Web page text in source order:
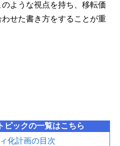
ような視点を持ち、移転価
せた書き方をすることが重
ピックの一覧はこちら
化計画の目次